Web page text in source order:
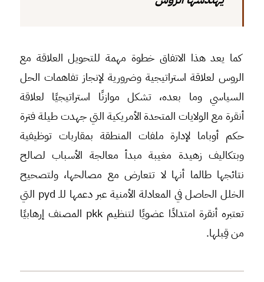
كما يعد هذا الاتفاق خطوة مهمة للتحويل العلاقة مع
الروس لعلاقة استراتيجية وضرورية لإنجاز تفاهمات الحل
السياسي وما بعده، تشكل موازنًا استراتيجيًا لعلاقة
أنقرة مع الولايات المتحدة الأمريكية التي جهدت طيلة فترة
حكم أوباما لإدارة ملفات المنطقة بمقاربات توظيفية
وبتكاليف زهيدة مغيبة مبدأ معالجة الأسباب لصالح
نتائجها طالما أنها لا تتعارض مع مصالحها، ولتصحيح
الخلل الحاصل في المعادلة الأمنية عبر دعمها للـ pyd التي
تعتبره أنقرة امتدادًا عضويًا لتنظيم pkk المصنف إرهابيًا
من قِبلها.